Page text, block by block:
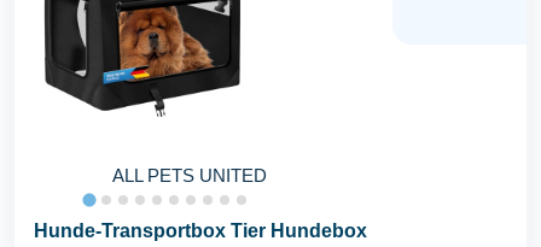
ALL PETS UNITED
Hunde-Transportbox Tier Hundebox